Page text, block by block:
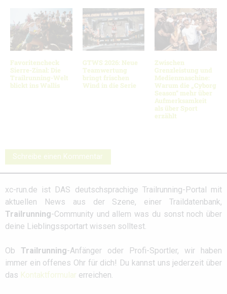
Favoritencheck
Sierre-Zinal: Die
Trailrunning-Welt
blickt ins Wallis
GTWS 2026: Neue
Teamwertung
bringt frischen
Wind in die Serie
Zwischen
Grenzleistung und
Medienmaschine:
Warum die „Cyborg
Season“ mehr über
Aufmerksamkeit
als über Sport
erzählt
Schreibe einen Kommentar
xc-run.de ist DAS deutschsprachige Trailrunning-Portal mit
aktuellen News aus der Szene, einer Traildatenbank,
Trailrunning-Community und allem was du sonst noch über
deine Lieblingssportart wissen solltest.
Ob Trailrunning-Anfänger oder Profi-Sportler, wir haben
immer ein offenes Ohr für dich! Du kannst uns jederzeit über
das Kontaktformular erreichen.